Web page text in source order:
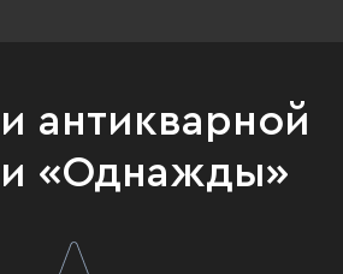
антикварной
«Однажды»